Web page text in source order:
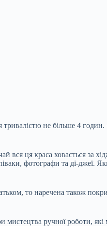
не більше 4 годин.
вся ця краса ховається за
фотографи та ді-джеї.
то наречена також
мистецтва ручної роботи,